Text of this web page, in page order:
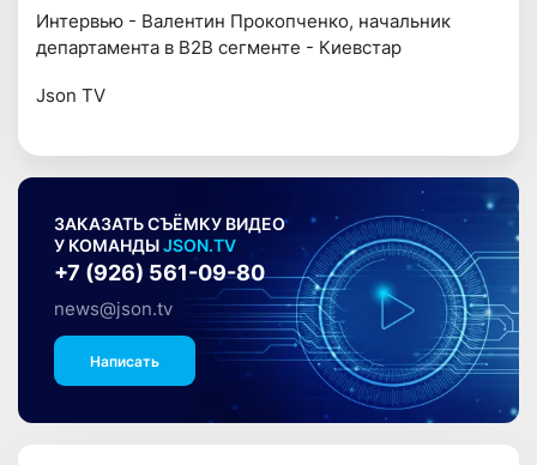
Интервью - Валентин Прокопченко, начальник
департамента в В2В сегменте - Киевстар
Json TV
ЗАКАЗАТЬ СЪЁМКУ ВИДЕО
У КОМАНДЫJSON.TV
+7 (926) 561-09-80
news@json.tv
Написать